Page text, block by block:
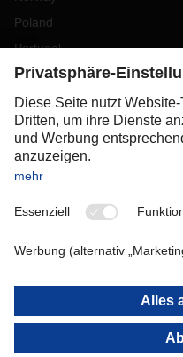
Poland
Portugal
Romania
Slovakia
Spain
Sweden
Switzerland
OCEANIA